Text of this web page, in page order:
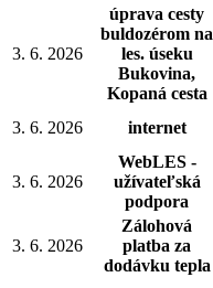
3. 6. 2026
úprava cesty
buldozérom na
les. úseku
Bukovina,
Kopaná cesta
3. 6. 2026 internet
3. 6. 2026
WebLES -
užívateľská
podpora
3. 6. 2026
Zálohová
platba za
dodávku tepla